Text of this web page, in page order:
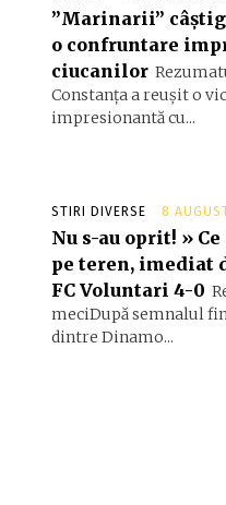
”Marinarii”
o confruntare
ciucanilor
Constanța a reușit o
impresionantă cu...
STIRI DIVERSE 8
Nu s-au oprit! »
pe teren, imediat
FC Voluntari 4-0
meciDupă semnalul
dintre Dinamo...